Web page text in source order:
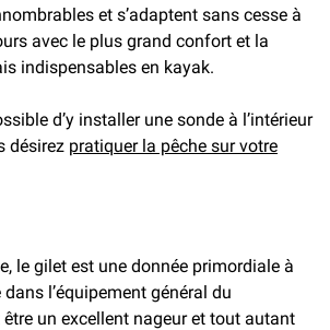
et s’adaptent sans cesse à
avec le plus grand confort et la
indispensables en kayak.
d’y installer une sonde à l’intérieur
désirez pratiquer la pêche sur votre
le gilet est une donnée primordiale à
l’équipement général du
un excellent nageur et tout autant